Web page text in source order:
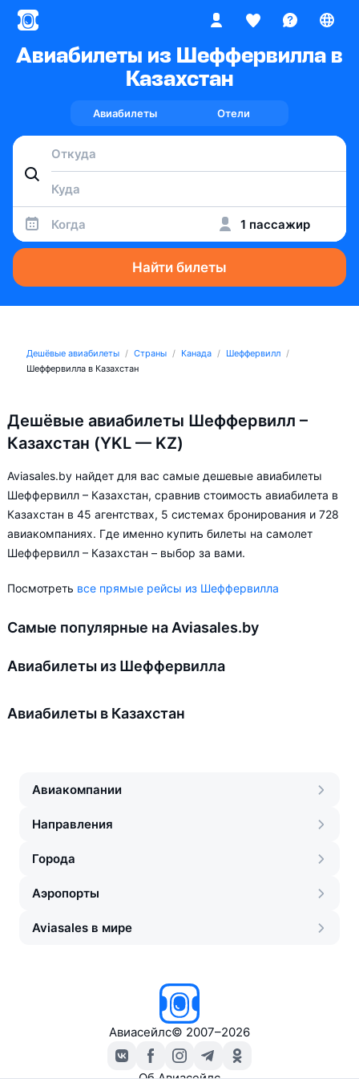
Авиабилеты из Шеффервилла в
Казахстан
Авиабилеты Отели
Когда 1 пассажир
Найти билеты
Дешёвые авиабилеты Страны Канада
Шеффервилл
Шеффервилла в Казахстан
Дешёвые авиабилеты Шеффервилл –
Казахстан (YKL — KZ)
Aviasales.by найдет для вас самые дешевые авиабилеты
Шеффервилл – Казахстан, сравнив стоимость авиабилета в
Казахстан в 45 агентствах, 5 системах бронирования и 728
авиакомпаниях. Где именно купить билеты на самолет
Шеффервилл – Казахстан – выбор за вами.
Посмотреть все прямые рейсы из Шеффервилла
Самые популярные на Aviasales.by
Авиабилеты из Шеффервилла
Авиабилеты в Казахстан
Авиакомпании
Направления
Города
Аэропорты
Aviasales в мире
Авиасейлс© 2007–2026